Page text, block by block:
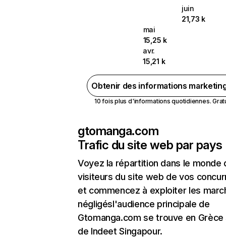
juin
21,73 k
mai
15,25 k
avr.
15,21 k
Obtenir des informations
10 fois plus d'informations quotidiennes.
gtomanga.com
Trafic du site web par pays
Voyez la répartition dans le monde
visiteurs du site web de vos
et commencez à exploiter les
négligésl'audience principale de
Gtomanga.com se trouve en Grèce
de Indeet Singapour.